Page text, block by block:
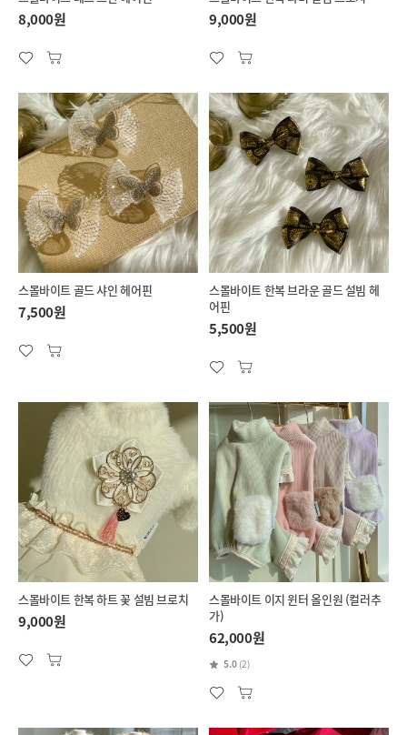
8,000원 9,000원
스몰바이트 골드 샤인 헤어핀
7,500원
스몰바이트 한복 브라운 골드 설빔 헤
어핀
5,500원
스몰바이트 한복 하트 꽃 설빔 브로치
9,000원
스몰바이트 이지 윈터 올인원 (컬러추
가)
62,000원
5.0 (2)